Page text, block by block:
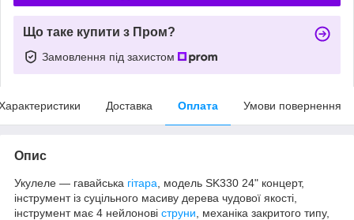
Що таке купити з Пром?
Замовлення під захистом
Доставка Оплата Умови повернення
Опис
Укулеле — гавайська гітара , модель SK330 24" концерт,
інструмент із суцільного масиву дерева чудової якості,
інструмент має 4 нейлонові струни , механіка закритого типу,